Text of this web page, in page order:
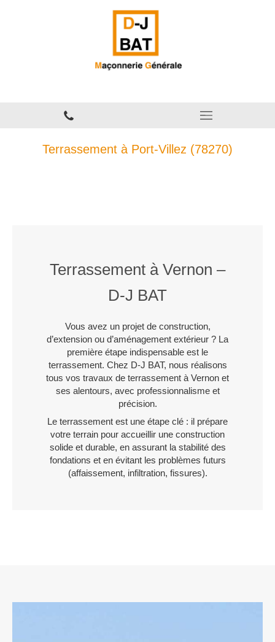
Terrassement à Port-Villez (78270)
Terrassement à Vernon –
D-J BAT
Vous avez un projet de construction,
d’extension ou d’aménagement extérieur ? La
première étape indispensable est le
terrassement. Chez D-J BAT, nous réalisons
tous vos travaux de terrassement à Vernon et
ses alentours, avec professionnalisme et
précision.
Le terrassement est une étape clé : il prépare
votre terrain pour accueillir une construction
solide et durable, en assurant la stabilité des
fondations et en évitant les problèmes futurs
(affaissement, infiltration, fissures).